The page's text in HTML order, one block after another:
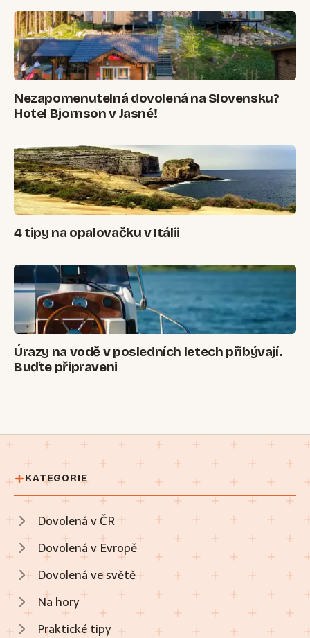
Nezapomenutelná dovolená na Slovensku?
Hotel Bjornson v Jasné!
4 tipy na opalovačku v Itálii
Úrazy na vodě v posledních letech přibývají.
Buďte připraveni
KATEGORIE
Dovolená v ČR
Dovolená v Evropě
Dovolená ve světě
Na hory
Praktické tipy